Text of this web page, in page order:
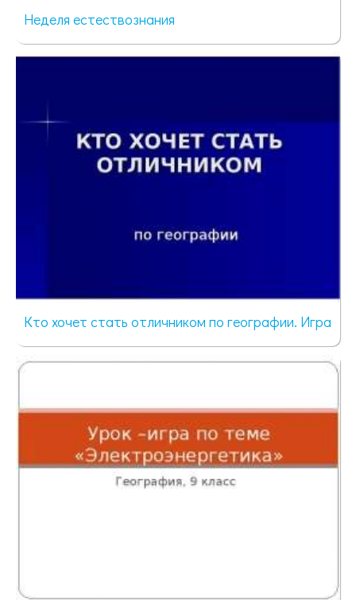
Неделя естествознания
Кто хочет стать отличником по географии. Игра
52 просмотра